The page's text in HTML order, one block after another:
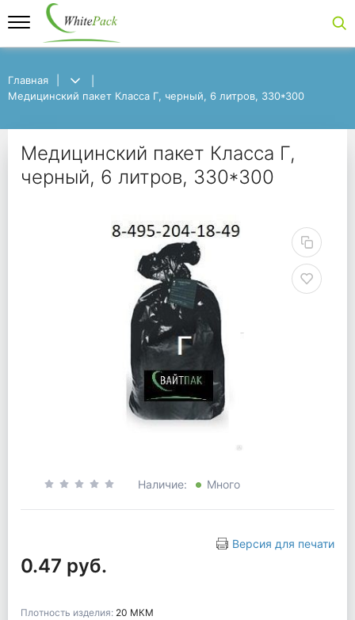
Главная
Медицинский пакет Класса Г, черный, 6 литров, 330*300
Медицинский пакет
Главная
Медицинский пакет Класса Г, черный, 6 литров, 330*300
Медицинский пакет Класса Г,
черный, 6 литров, 330*300
Наличие: Много
Версия для печати
0.47 руб.
Плотность изделия: 20 МКМ